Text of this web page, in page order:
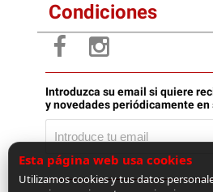
Condiciones
Introduzca su email si quiere
y novedades periódicamente en
Esta página web usa cookies
Utilizamos cookies y tus datos